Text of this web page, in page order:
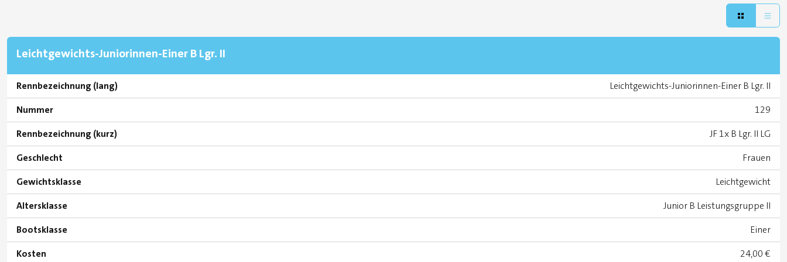
Leichtgewichts-Juniorinnen-Einer B Lgr. II
Rennbezeichnung (lang)
Leichtgewichts-Juniorinnen-Einer B Lgr. II
Nummer
129
Rennbezeichnung (kurz)
JF 1x B Lgr. II LG
Geschlecht
Frauen
Gewichtsklasse
Leichtgewicht
Altersklasse
Junior B Leistungsgruppe II
Bootsklasse
Einer
Kosten
24,00 €